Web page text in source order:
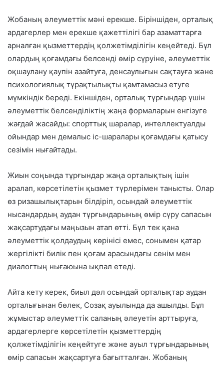
Жобаның әлеуметтік мәні ерекше. Біріншіден, орталық
ардагерлер мен ерекше қажеттілігі бар азаматтарға
арналған қызметтердің қолжетімділігін кеңейтеді. Бұл
олардың қоғамдағы белсенді өмір сүруіне, әлеуметтік
оқшаулану қаупін азайтуға, денсаулығын сақтауға және
психологиялық тұрақтылықты қамтамасыз етуге
мүмкіндік береді. Екіншіден, орталық тұрғындар үшін
әлеуметтік белсенділіктің жаңа формаларын енгізуге
жағдай жасайды: спорттық шаралар, интеллектуалды
ойындар мен демалыс іс-шаралары қоғамдағы қатысу
сезімін нығайтады.
Жиын соңында тұрғындар жаңа орталықтың ішін
аралап, көрсетілетін қызмет түрлерімен танысты. Олар
өз ризашылықтарын білдіріп, осындай әлеуметтік
нысандардың аудан тұрғындарының өмір сүру сапасын
жақсартудағы маңызын атап өтті. Бұл тек қана
әлеуметтік қолдаудың көрінісі емес, сонымен қатар
жергілікті билік пен қоғам арасындағы сенім мен
диалогтың нығаюына ықпал етеді.
Айта кету керек, биыл дәл осындай орталықтар аудан
орталығынан бөлек, Созақ ауылында да ашылды. Бұл
жұмыстар әлеуметтік саланың әлеуетін арттыруға,
ардагерлерге көрсетілетін қызметтердің
қолжетімділігін кеңейтуге және ауыл тұрғындарының
өмір сапасын жақсартуға бағытталған. Жобаның